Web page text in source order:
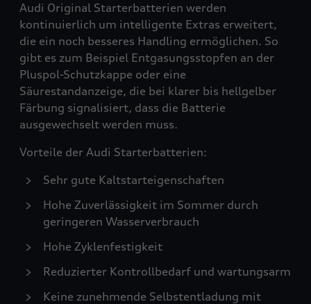
Audi Original Starterbatterien werden
kontinuierlich um intelligente Extras erweitert,
die ein noch besseres Handling ermöglichen. So
gibt es zum Beispiel Entgasungsstopfen an der
Pluspol-Schutzkappe oder eine
Säurestandanzeige, die bei klarer bis hellgelber
Färbung signalisiert, dass die Batterie
ausgewechselt werden muss.
Vorteile der Audi Starterbatterien:
Sehr gute Kaltstarteigenschaften
Hohe Zuverlässigkeit im Sommer durch
geringeren Wasserverbrauch
Hohe Zyklenfestigkeit
Reduzierter Kontrollbedarf und wartungsarm
Keine zunehmende Selbstentladung mit